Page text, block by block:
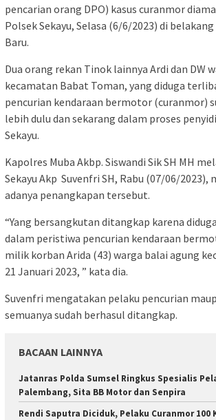
pencarian orang DPO) kasus curanmor
Polsek Sekayu, Selasa (6/6/2023) di
Baru.
Dua orang rekan Tinok lainnya Ardi dan DW
kecamatan Babat Toman, yang diduga
pencurian kendaraan bermotor (curanmor)
lebih dulu dan sekarang dalam proses
Sekayu.
Kapolres Muba Akbp. Siswandi Sik SH MH
Sekayu Akp Suvenfri SH, Rabu (07/06/2023),
adanya penangkapan tersebut.
“Yang bersangkutan ditangkap karena
dalam peristiwa pencurian kendaraan
milik korban Arida (43) warga balai agung
21 Januari 2023, ” kata dia.
Suvenfri mengatakan pelaku pencurian
semuanya sudah berhasul ditangkap.
BACAAN LAINNYA
Jatanras Polda Sumsel Ringkus Spesialis
Palembang, Sita BB Motor dan Senpira
Rendi Saputra Diciduk, Pelaku Curanmor 100